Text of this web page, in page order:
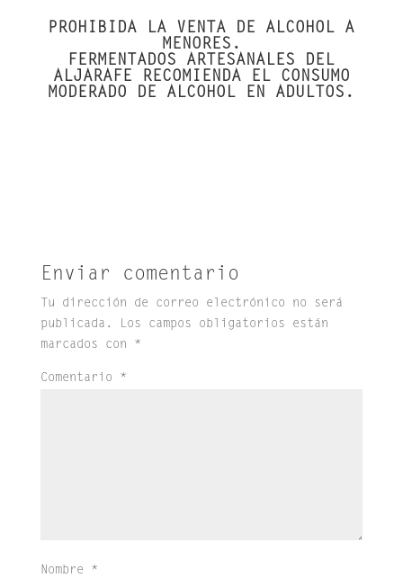
PROHIBIDA LA VENTA DE ALCOHOL A
MENORES.
FERMENTADOS ARTESANALES DEL
ALJARAFE RECOMIENDA EL CONSUMO
MODERADO DE ALCOHOL EN ADULTOS.
Enviar comentario
Tu dirección de correo electrónico no será
publicada.
Los campos obligatorios están
marcados con *
Comentario *
Nombre *